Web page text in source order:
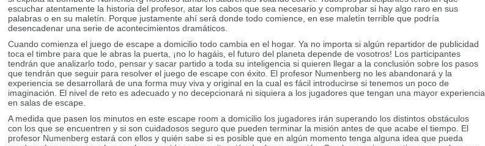
escuchar atentamente la historia del profesor, atar los cabos que sea necesario y comprobar si hay algo raro en sus
palabras o en su maletín. Porque justamente ahí será donde todo comience, en ese maletín terrible que podría
desencadenar una serie de acontecimientos dramáticos.
Cuando comienza el juego de escape a domicilio todo cambia en el hogar. Ya no importa si algún repartidor de publicidad
toca el timbre para que le abras la puerta, ¡no lo hagáis, el futuro del planeta depende de vosotros! Los participantes
tendrán que analizarlo todo, pensar y sacar partido a toda su inteligencia si quieren llegar a la conclusión sobre los pasos
que tendrán que seguir para resolver el juego de escape con éxito. El profesor Numenberg no les abandonará y la
experiencia se desarrollará de una forma muy viva y original en la cual es fácil introducirse si tenemos un poco de
imaginación. El nivel de reto es adecuado y no decepcionará ni siquiera a los jugadores que tengan una mayor experiencia
en salas de escape.
A medida que pasen los minutos en este escape room a domicilio los jugadores irán superando los distintos obstáculos
con los que se encuentren y si son cuidadosos seguro que pueden terminar la misión antes de que acabe el tiempo. El
profesor Numenberg estará con ellos y quién sabe si es posible que en algún momento tenga alguna idea que pueda